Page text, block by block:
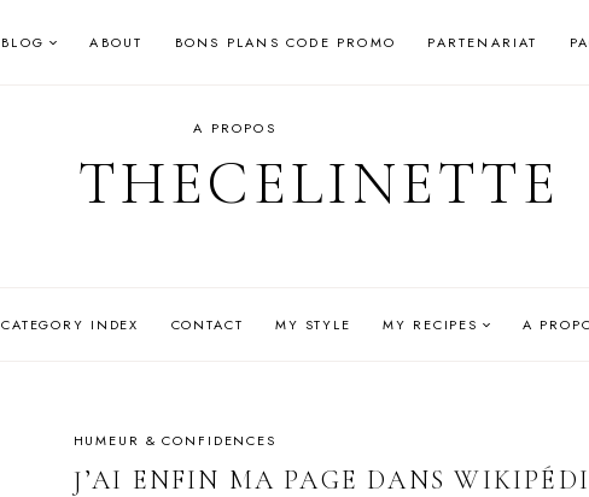
BLOG ABOUT BONS PLANS CODE PROMO PARTENARIAT
A PROPOS
THECELINETTE
CATEGORY INDEX CONTACT MY STYLE MY RECIPES A
HUMEUR & CONFIDENCES
J’AI ENFIN MA PAGE DANS